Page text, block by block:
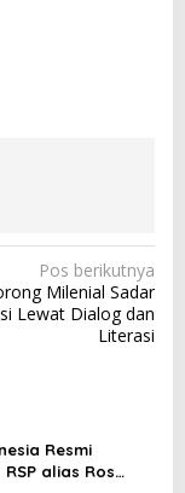
Pos berikutnya
Milenial Sadar
Lewat Dialog dan
Literasi
Resmi
alias Ros